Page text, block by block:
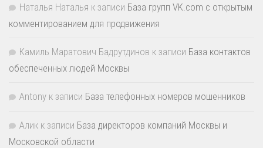
Наталья Наталья к записи База групп VK.com с открытым
комментированием для продвижения
Камиль Маратович Бадрутдинов к записи База контактов
обеспеченных людей Москвы
Antony к записи База телефонных номеров мошенников
Алик к записи База директоров компаний Москвы и
Московской области